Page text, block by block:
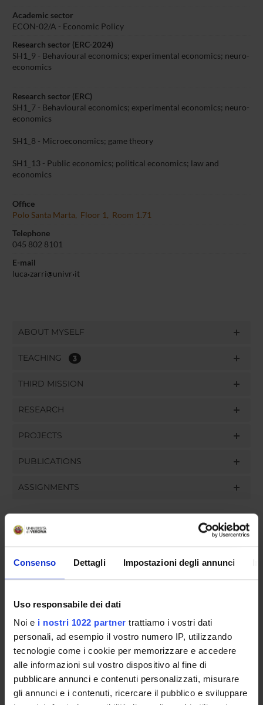
Consenso Dettagli Impostazioni degli annunci
Uso responsabile dei dati
Noi e i nostri 1022 partner trattiamo i vostri dati
personali, ad esempio il vostro numero IP, utilizzando
tecnologie come i cookie per memorizzare e accedere
alle informazioni sul vostro dispositivo al fine di
pubblicare annunci e contenuti personalizzati, misurare
gli annunci e i contenuti, ricercare il pubblico e sviluppare
Academic sector
ECON-02/A - Economic Policy
Research sector (ERC-2024)
SH1_9 - Behavioural economics; experimental economics; neuro-
economics
Research sector (ERC)
SH1_7 - Behavioural economics; experimental economics; neuro-
economics
SH1_8 - Microeconomics; game theory
SH1_13 - Public economics; political economics; law and
economics
Office
Polo Santa Marta, Floor 1, Room 1.71
Telephone
045 802 8101
E-mail
luca zarri univr it
ABOUT MYSELF
TEACHING 3
THIRD MISSION
RESEARCH
PROJECTS
PUBLICATIONS
ASSIGNMENTS
GOVERNANCE
COMMITTEES
DEPARTMENT ADMINISTRATION OFFICES
STUDENT ADMINISTRATION OFFICES
DEPARTMENT FACILITIES